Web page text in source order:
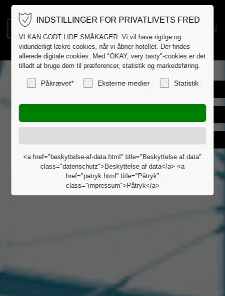
INDSTILLINGER FOR PRIVATLIVETS FRED
VI KAN GODT LIDE SMÅKAGER. Vi vil have rigtige og
vidunderligt lækre cookies, når vi åbner hotellet. Der findes
allerede digitale cookies. Med "OKAY, very tasty"-cookies er det
tilladt at bruge dem til præferencer, statistik og markedsføring.
Påkrævet* Eksterne medier Statistik
<a href="beskyttelse-af-data.html" title="Beskyttelse af data"
class="datenschutz">Beskyttelse af data</a> <a
href="patryk.html" title="Påtryk"
class="impressum">Påtryk</a>
DE EN